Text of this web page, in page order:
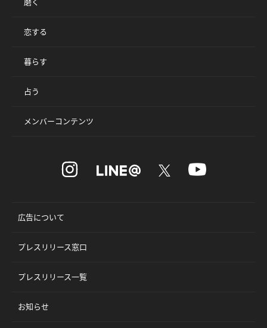
恋する
暮らす
占う
メンバーコンテンツ
広告について
プレスリリース窓口
プレスリリース一覧
お知らせ